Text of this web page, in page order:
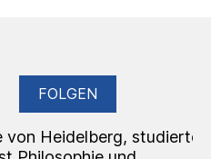
FOLGEN
von Heidelberg, studierte